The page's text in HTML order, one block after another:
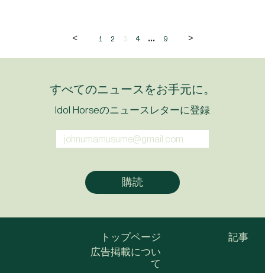
< 1 2 3 4 ... 9 >
すべてのニュースをお手元に。
Idol Horseのニュースレターに登録
トップページ
広告掲載につい
て
記事